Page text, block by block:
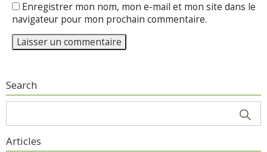
Enregistrer mon nom, mon e-mail et mon site dans le
navigateur pour mon prochain commentaire.
Search
Articles